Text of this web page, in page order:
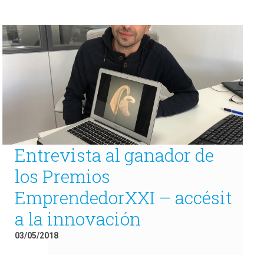
Entrevista al ganador de
los Premios
EmprendedorXXI – accésit
a la innovación
03/05/2018